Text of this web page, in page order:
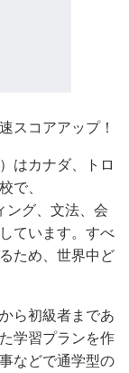
スコアアップ！
はカナダ、トロ
で、
ング、文法、会
ています。すべ
ため、世界中ど
ら初級者まであ
学習プランを作
などで通学型の